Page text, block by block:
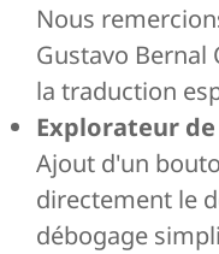
Nous
Gustavo
la traduction
Explorateur
Ajout d'un
directement le
débogage